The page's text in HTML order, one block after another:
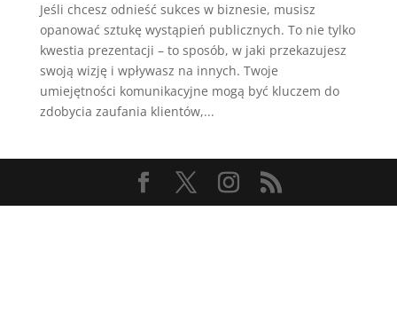
Jeśli chcesz odnieść sukces w biznesie, musisz
opanować sztukę wystąpień publicznych. To nie tylko
kwestia prezentacji – to sposób, w jaki przekazujesz
swoją wizję i wpływasz na innych. Twoje
umiejętności komunikacyjne mogą być kluczem do
zdobycia zaufania klientów,...